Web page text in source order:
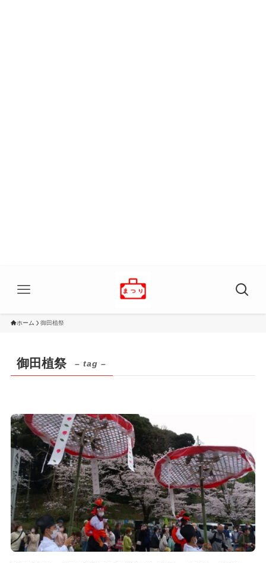
ホーム 御田植祭
御田植祭 – tag –